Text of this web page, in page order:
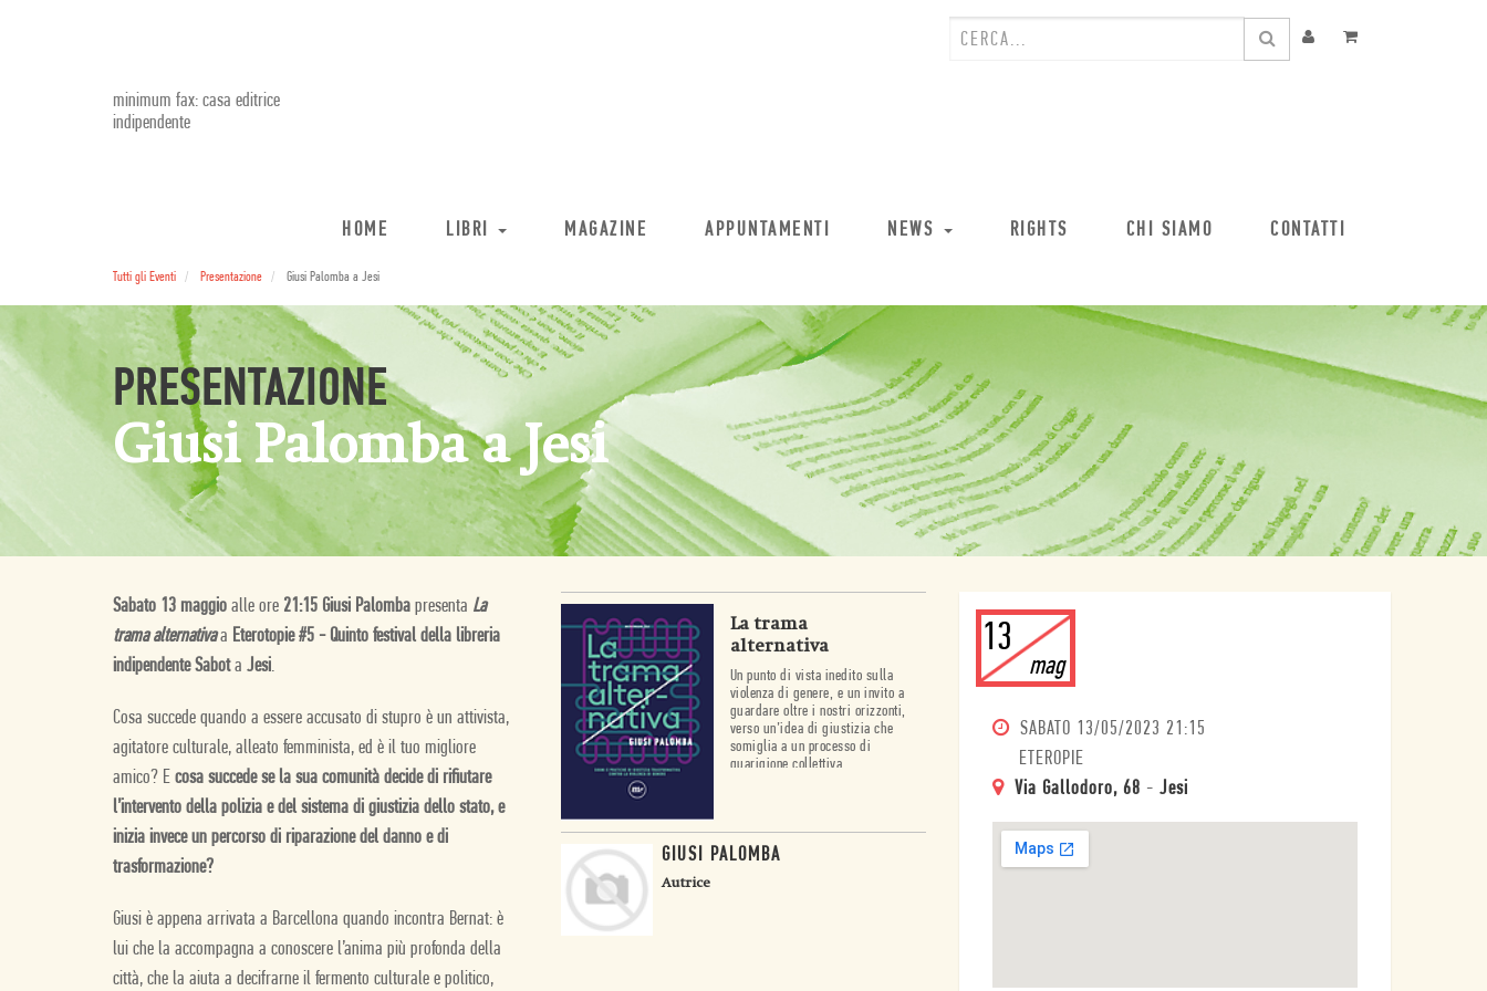
minimum fax: casa editrice
indipendente
HOME LIBRI MAGAZINE APPUNTAMENTI NEWS RIGHTS CHI SIAMO CONTATTI
Tutti gli Eventi Presentazione Giusi Palomba a Jesi
PRESENTAZIONE
Giusi Palomba a Jesi
Sabato 13 maggio alle ore 21:15 Giusi Palomba presenta La
trama alternativaa Eterotopie #5 - Quinto festival della libreria
indipendente Sabota Jesi.
Cosa succede quando a essere accusato di stupro è un attivista,
agitatore culturale, alleato femminista, ed è il tuo migliore
amico? E cosa succede se la sua comunità decide di rifiutare
l’intervento della polizia e del sistema di giustizia dello stato, e
inizia invece un percorso di riparazione del danno e di
trasformazione?
Giusi è appena arrivata a Barcellona quando incontra Bernat: è
lui che la accompagna a conoscere l’anima più profonda della
città, che la aiuta a decifrarne il fermento culturale e politico,
La trama
alternativa
Un punto di vista inedito sulla
violenza di genere, e un invito a
guardare oltre i nostri orizzonti,
verso un’idea di giustizia che
somiglia a un processo di
guarigione collettiva
GIUSI PALOMBA
Autrice
13
mag
SABATO 13/05/2023 21:15
ETEROPIE
Via Gallodoro, 68 - Jesi